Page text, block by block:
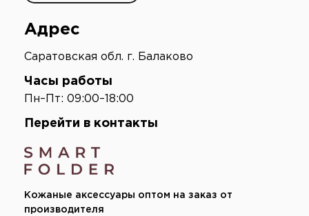
Кожаные аксессуары оптом на заказ от
производителя
Адрес
Саратовская обл. г. Балаково
Часы работы
Пн–Пт: 09:00–18:00
Перейти в контакты